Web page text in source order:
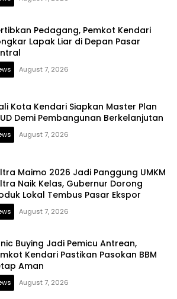
Pedagang, Pemkot Kendari
Lapak Liar di Depan Pasar
August 7, 2026
Kota Kendari Siapkan Master Plan
Demi Pembangunan Berkelanjutan
August 7, 2026
Maimo 2026 Jadi Panggung UMKM
Naik Kelas, Gubernur Dorong
Lokal Tembus Pasar Ekspor
August 7, 2026
Buying Jadi Pemicu Antrean,
Kendari Pastikan Pasokan BBM
Aman
August 7, 2026